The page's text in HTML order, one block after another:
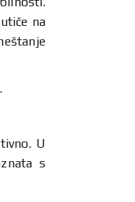
na
U
s